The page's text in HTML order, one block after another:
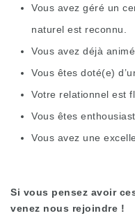
Vous avez géré un
naturel est reconnu.
Vous avez déjà
Vous êtes doté(e)
Votre relationnel est
Vous êtes
Vous avez une
Si vous pensez avoir
venez nous rejoindre !